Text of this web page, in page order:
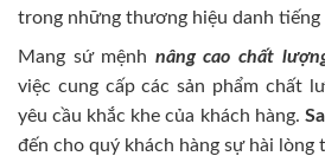
trong những thương hiệu danh tiếng
Mang sứ mệnh nâng cao chất
việc cung cấp các sản phẩm chất
yêu cầu khắc khe của khách hàng.
đến cho quý khách hàng sự hài lòng